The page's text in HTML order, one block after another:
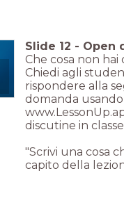
Slide 12 - Open
Che cosa non hai
Chiedi agli
rispondere alla
domanda usando
discutine in classe
"Scrivi una cosa
capito della